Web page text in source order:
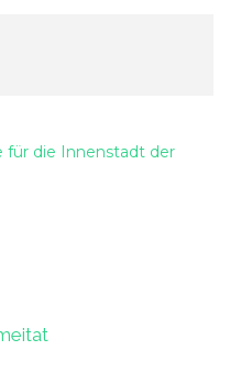
für die Innenstadt der